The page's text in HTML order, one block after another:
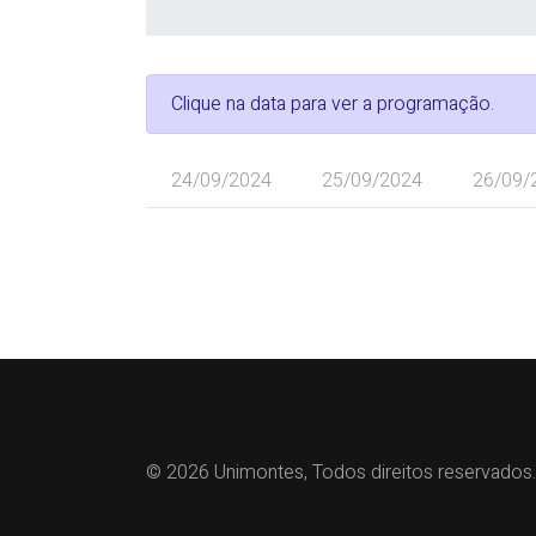
Clique na data para ver a programação.
24/09/2024 25/09/2024 26/09/
© 2026 Unimontes, Todos direitos reservados.